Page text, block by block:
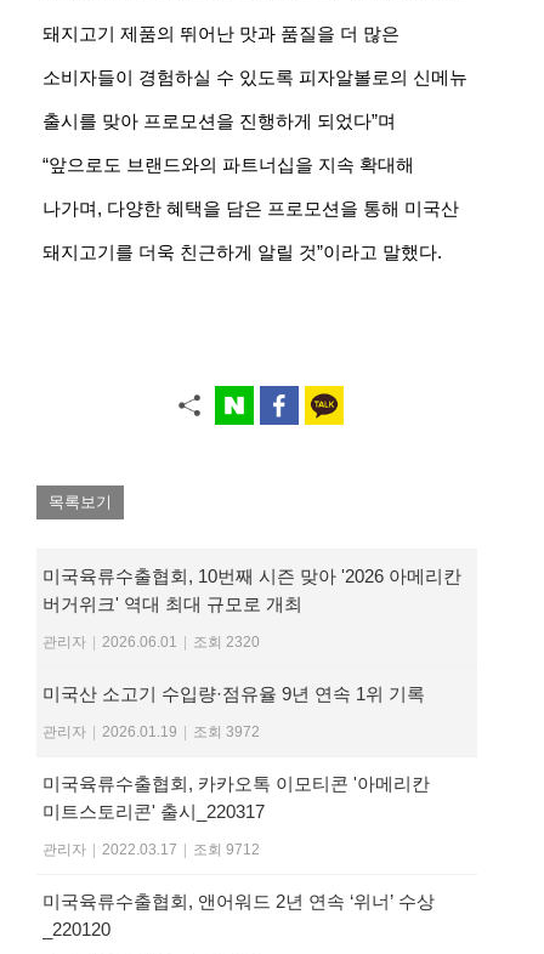
돼지고기 제품의 뛰어난 맛과 품질을 더 많은
소비자들이 경험하실 수 있도록 피자알볼로의 신메뉴
출시를 맞아 프로모션을 진행하게 되었다”며
“앞으로도 브랜드와의 파트너십을 지속 확대해
나가며, 다양한 혜택을 담은 프로모션을 통해 미국산
돼지고기를 더욱 친근하게 알릴 것”이라고 말했다.
목록보기
미국육류수출협회, 10번째 시즌 맞아 '2026 아메리칸
버거위크' 역대 최대 규모로 개최
관리자 2026.06.01 조회 2320
미국산 소고기 수입량·점유율 9년 연속 1위 기록
관리자 2026.01.19 조회 3972
미국육류수출협회, 카카오톡 이모티콘 '아메리칸
미트스토리콘' 출시_220317
관리자 2022.03.17 조회 9712
미국육류수출협회, 앤어워드 2년 연속 ‘위너’ 수상
_220120